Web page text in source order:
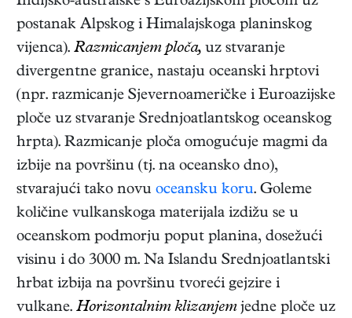
postanak Alpskog i Himalajskoga planinskog
vijenca). Razmicanjem ploča, uz stvaranje
divergentne granice, nastaju oceanski hrptovi
(npr. razmicanje Sjevernoameričke i Euroazijske
ploče uz stvaranje Srednjoatlantskog oceanskog
hrpta). Razmicanje ploča omogućuje magmi da
izbije na površinu (tj. na oceansko dno),
stvarajući tako novu oceansku koru. Goleme
količine vulkanskoga materijala izdižu se u
oceanskom podmorju poput planina, dosežući
visinu i do 3000 m. Na Islandu Srednjoatlantski
hrbat izbija na površinu tvoreći gejzire i
vulkane. Horizontalnim klizanjemjedne ploče uz